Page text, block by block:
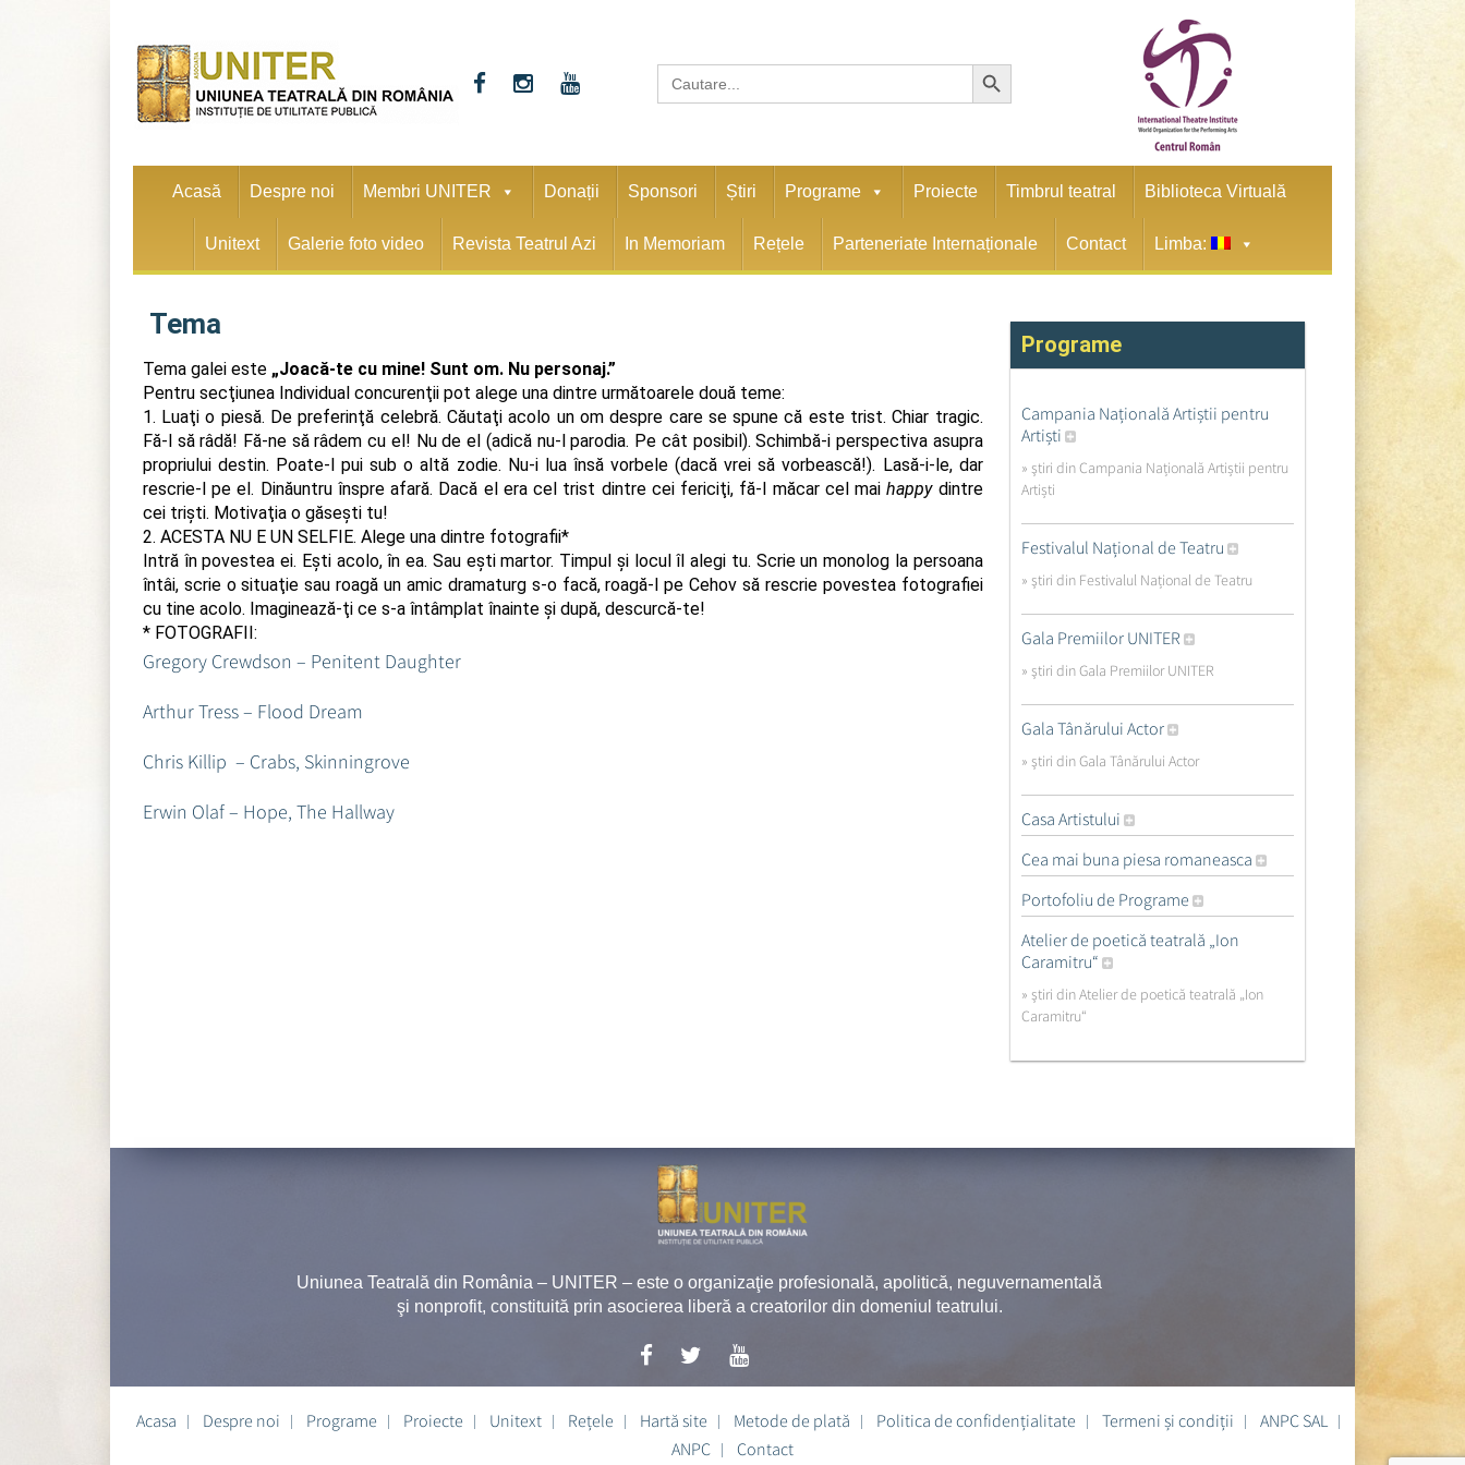
Search
for:
Search Button
Acasă Despre noi Membri UNITER Donații Sponsori Știri Programe Proiecte Timbrul teatral Biblioteca Virtuală
Unitext Galerie foto video Revista Teatrul Azi In Memoriam Rețele Parteneriate Internaționale Contact Limba:
Tema
Tema galei este „Joacă-te cu mine! Sunt om. Nu personaj.”
Pentru secţiunea Individual concurenţii pot alege una dintre următoarele două teme:
1. Luaţi o piesă. De preferinţă celebră. Căutaţi acolo un om despre care se spune că este trist. Chiar tragic.
Fă-l să râdă! Fă-ne să râdem cu el! Nu de el (adică nu-l parodia. Pe cât posibil). Schimbă-i perspectiva asupra
propriului destin. Poate-l pui sub o altă zodie. Nu-i lua însă vorbele (dacă vrei să vorbească!). Lasă-i-le, dar
rescrie-l pe el. Dinăuntru înspre afară. Dacă el era cel trist dintre cei fericiţi, fă-l măcar cel maihappydintre
cei trişti. Motivaţia o găseşti tu!
2. ACESTA NU E UN SELFIE. Alege una dintre fotografii*
Intră în povestea ei. Eşti acolo, în ea. Sau eşti martor. Timpul şi locul îl alegi tu. Scrie un monolog la persoana
întâi, scrie o situaţie sau roagă un amic dramaturg s-o facă, roagă-l pe Cehov să rescrie povestea fotografiei
cu tine acolo. Imaginează-ţi ce s-a întâmplat înainte şi după, descurcă-te!
* FOTOGRAFII:
Gregory Crewdson – Penitent Daughter
Arthur Tress – Flood Dream
Chris Killip – Crabs, Skinningrove
Erwin Olaf – Hope, The Hallway
Programe
Campania Națională Artiștii pentru
Artiști
» ştiri din Campania Națională Artiștii pentru
Artiști
Festivalul Național de Teatru
» ştiri din Festivalul Național de Teatru
Gala Premiilor UNITER
» ştiri din Gala Premiilor UNITER
Gala Tânărului Actor
» ştiri din Gala Tânărului Actor
Casa Artistului
Cea mai buna piesa romaneasca
Portofoliu de Programe
Atelier de poetică teatrală „Ion
Caramitru“
» ştiri din Atelier de poetică teatrală „Ion
Caramitru“
Uniunea Teatrală din România – UNITER – este o organizaţie profesională, apolitică, neguvernamentală
şi nonprofit, constituită prin asocierea liberă a creatorilor din domeniul teatrului.
Acasa Despre noi Programe Proiecte Unitext Rețele Hartă site Metode de plată Politica de confidențialitate Termeni și condiții
ANPC SAL
ANPC
Contact